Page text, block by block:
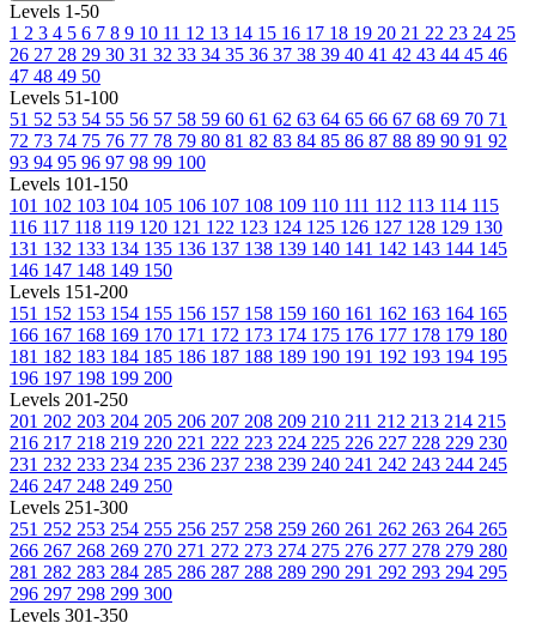
Levels 1-50
1 2 3 4 5 6 7 8 9 10 11 12 13 14 15 16 17 18 19 20 21 22 23 24 25
26 27 28 29 30 31 32 33 34 35 36 37 38 39 40 41 42 43 44 45 46
47 48 49 50
Levels 51-100
51 52 53 54 55 56 57 58 59 60 61 62 63 64 65 66 67 68 69 70 71
72 73 74 75 76 77 78 79 80 81 82 83 84 85 86 87 88 89 90 91 92
93 94 95 96 97 98 99 100
Levels 101-150
101 102 103 104 105 106 107 108 109 110 111 112 113 114 115
116 117 118 119 120 121 122 123 124 125 126 127 128 129 130
131 132 133 134 135 136 137 138 139 140 141 142 143 144 145
146 147 148 149 150
Levels 151-200
151 152 153 154 155 156 157 158 159 160 161 162 163 164 165
166 167 168 169 170 171 172 173 174 175 176 177 178 179 180
181 182 183 184 185 186 187 188 189 190 191 192 193 194 195
196 197 198 199 200
Levels 201-250
201 202 203 204 205 206 207 208 209 210 211 212 213 214 215
216 217 218 219 220 221 222 223 224 225 226 227 228 229 230
231 232 233 234 235 236 237 238 239 240 241 242 243 244 245
246 247 248 249 250
Levels 251-300
251 252 253 254 255 256 257 258 259 260 261 262 263 264 265
266 267 268 269 270 271 272 273 274 275 276 277 278 279 280
281 282 283 284 285 286 287 288 289 290 291 292 293 294 295
296 297 298 299 300
Levels 301-350